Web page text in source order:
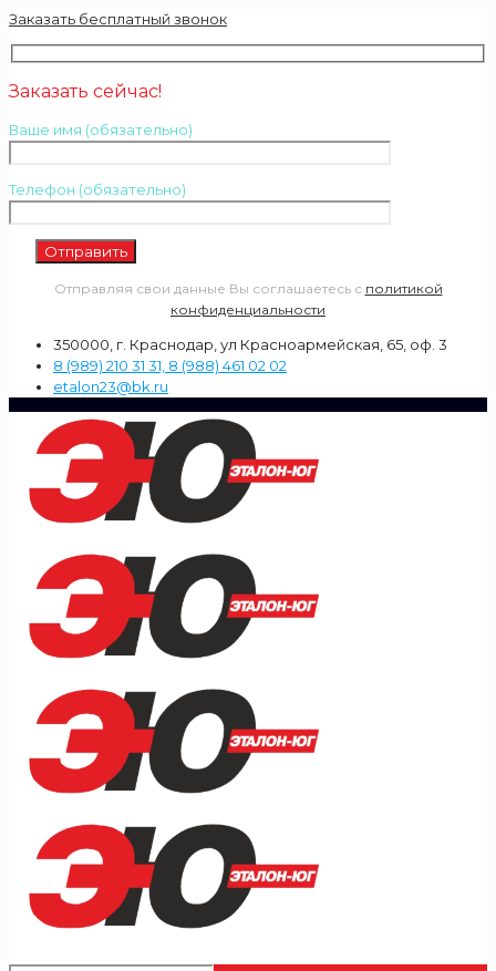
Заказать бесплатный звонок
Заказать сейчас!
Ваше имя (обязательно)
Телефон (обязательно)
Отправляя свои данные Вы соглашаетесь с политикой
конфиденциальности
350000, г. Краснодар, ул Красноармейская, 65, оф. 3
8 (989) 210 31 31, 8 (988) 461 02 02
etalon23@bk.ru